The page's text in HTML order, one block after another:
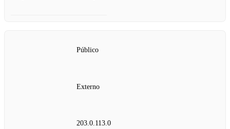
Público
Externo
203.0.113.0